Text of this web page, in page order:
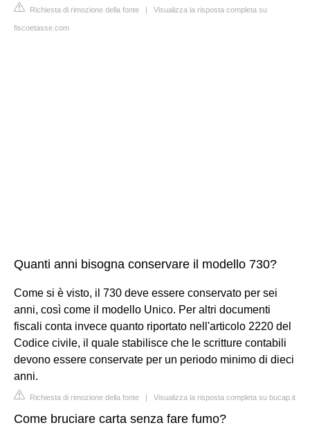
Richiesta di rimozione della fonte | Visualizza la risposta completa su
fiscoetasse.com
Quanti anni bisogna conservare il modello 730?
Come si è visto, il 730 deve essere conservato per sei
anni, così come il modello Unico. Per altri documenti
fiscali conta invece quanto riportato nell'articolo 2220 del
Codice civile, il quale stabilisce che le scritture contabili
devono essere conservate per un periodo minimo di dieci
anni.
Richiesta di rimozione della fonte | Visualizza la risposta completa su bucap.it
Come bruciare carta senza fare fumo?